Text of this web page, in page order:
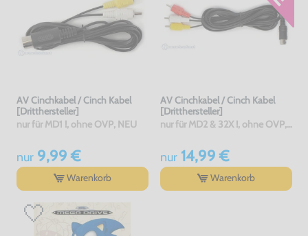
AV Cinchkabel / Cinch Kabel
[Dritthersteller]
nur für MD1 !, ohne OVP, NEU
nur9,99 €
Warenkorb
AV Cinchkabel / Cinch Kabel
[Dritthersteller]
nur für MD2 & 32X !, ohne OVP, NEU
nur14,99 €
Warenkorb